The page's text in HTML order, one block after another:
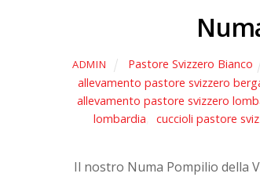
ADMIN Pastore Svizzero Bianco
allevamento pastore svizzero
allevamento pastore svizzero
lombardia
cuccioli pastore
Il nostro Numa Pompilio della